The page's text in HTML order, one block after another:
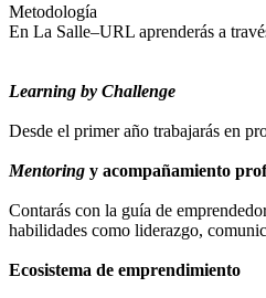
Metodología
En La Salle–URL aprenderás a
Learning by Challenge
Desde el primer año trabajarás en
Mentoring y acompañamiento
Contarás con la guía de
habilidades como liderazgo,
Ecosistema de emprendimiento